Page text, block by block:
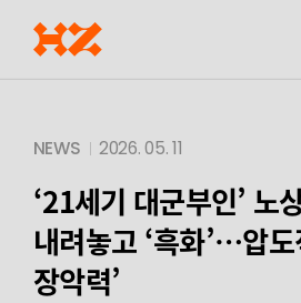
NEWS 2026. 05. 11
‘21세기 대군부인’ 노
내려놓고 ‘흑화’…압도
장악력’